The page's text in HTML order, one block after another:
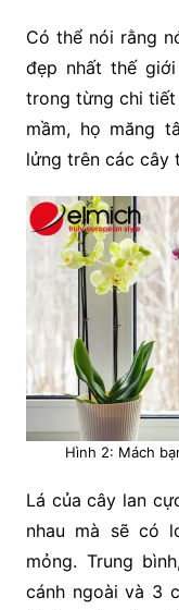
Có thể nói rằng
đẹp nhất thế
trong từng chi tiết
mầm, họ măng
lửng trên các cây
Hình 2: Mách
Lá của cây lan
nhau mà sẽ có
mỏng. Trung
cánh ngoài và 3